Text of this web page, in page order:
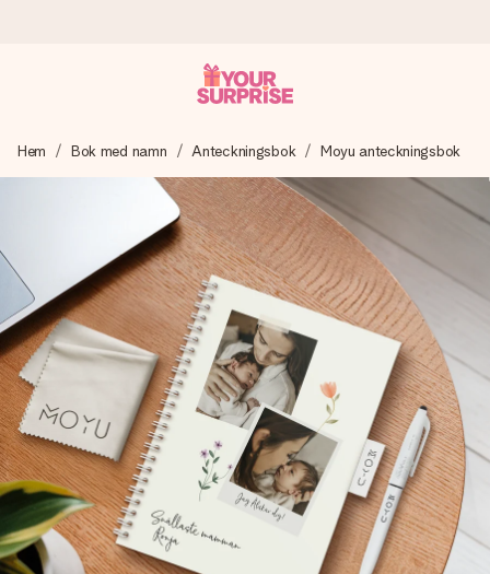
Vi skapar din gåva med omsorg och skickar den blixtsnabbt
– så att du kan ge den i precis rätt tid, när det betyder som
4,6 (baserat på +15 000 recensioner)
Våra gåvor inspirerar. Kunder ger oss 4,6 på Google
Reviews.
Gratis hälsning
Skapa något unikt med bara några få steg – med hennes
namn, ditt foto eller ett meddelande som verkligen berör
hennes hjärta. Inget krångel, bara med all kärlek för stunden.
Hem Bok med namn Anteckningsbok Moyu anteckningsbok